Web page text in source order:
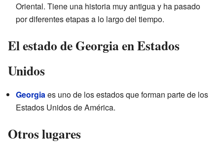
Oriental. Tiene una historia muy antigua y ha pasado
por diferentes etapas a lo largo del tiempo.
El estado de Georgia en Estados
Unidos
Georgiaes uno de los estados que forman parte de los
Estados Unidos de América.
Otros lugares